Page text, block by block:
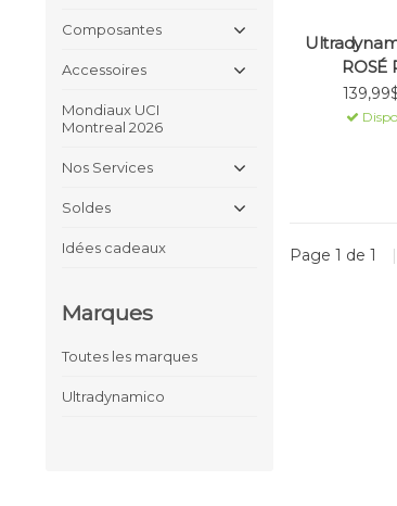
Composantes
Accessoires
Mondiaux UCI
Montreal 2026
Nos Services
Soldes
Idées cadeaux
Marques
Toutes les marques
Ultradynamico
ROSÉ
Page 1 de 1 |